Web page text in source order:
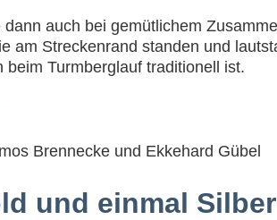
auch bei gemütlichem
am Streckenrand standen und
beim Turmberglauf traditionell ist.
Brennecke und Ekkehard Gübel
und einmal Silber